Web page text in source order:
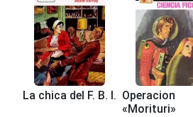
La chica del F. B. I. Operacion
«Morituri»